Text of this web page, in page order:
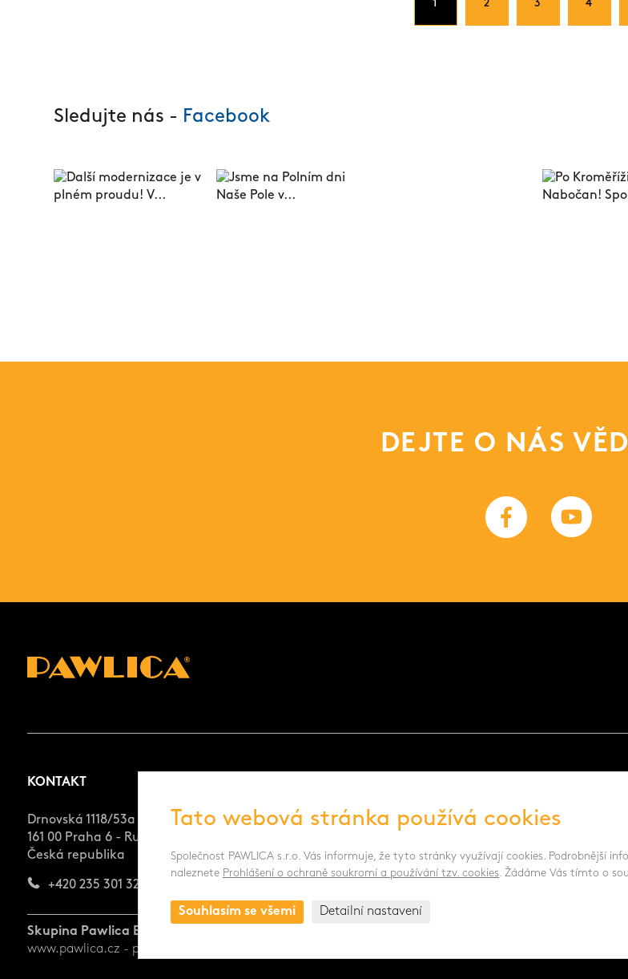
1 2 3 4
Sledujte nás - Facebook
DEJTE O NÁS
KONTAKT
Drnovská 1118/53a
161 00 Praha 6 - Ruzyně
Česká republika
+420 235 301 321
Souhlasím se zpracováním osobních údajů -Zobrazit více
Skupina Pawlica Export a.s.
www.pawlica.cz - posklizňové linky CZ a SK |
Tato webová stránka používá cookies
Společnost PAWLICA s.r.o. Vás informuje, že tyto stránky využívají cookies. Podrobnější
naleznete Prohlášení o ochraně soukromí a používání tzv. cookies. Žádáme Vás tímto o
Souhlasím se všemi Detailní nastavení